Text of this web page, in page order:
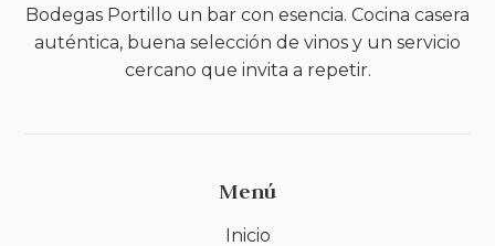
Bodegas Portillo un bar con esencia. Cocina casera
auténtica, buena selección de vinos y un servicio
cercano que invita a repetir.
Menú
Inicio